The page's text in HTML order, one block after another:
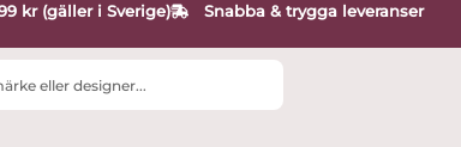
kr (gäller i Sverige) Snabba & trygga leveranser